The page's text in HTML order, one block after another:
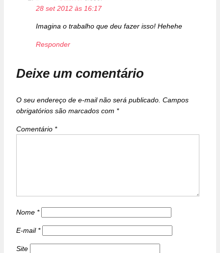
28 set 2012 às 16:17
Imagina o trabalho que deu fazer isso! Hehehe
Responder
Deixe um comentário
O seu endereço de e-mail não será publicado. Campos
obrigatórios são marcados com *
Comentário *
Nome *
E-mail *
Site